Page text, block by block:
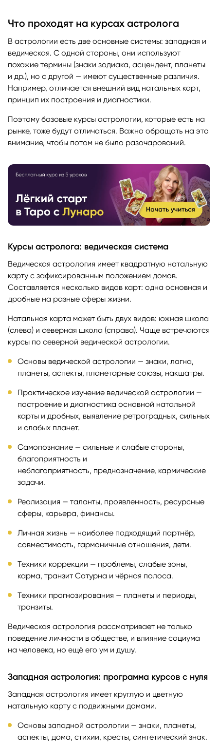
Что проходят на курсах астролога
В астрологии есть две основные системы: западная и
ведическая. С одной стороны, они используют
похожие термины (знаки зодиака, асцендент, планеты
и др.), но с другой — имеют существенные различия.
Например, отличается внешний вид натальных карт,
принцип их построения и диагностики.
Поэтому базовые курсы астрологии, которые есть на
рынке, тоже будут отличаться. Важно обращать на это
внимание, чтобы потом не было разочарований.
Курсы астролога: ведическая система
Ведическая астрология имеет квадратную натальную
карту с зафиксированным положением домов.
Составляется несколько видов карт: одна основная и
дробные на разные сферы жизни.
Натальная карта может быть двух видов: южная школа
(слева) и северная школа (справа). Чаще встречаются
курсы по северной ведической астрологии.
Основы ведической астрологии — знаки, лагна,
планеты, аспекты, планетарные союзы, накшатры.
Практическое изучение ведической астрологии —
построение и диагностика основной натальной
карты и дробных, выявление ретроградных, сильных
и слабых планет.
Самопознание — сильные и слабые стороны,
благоприятность и
неблагоприятность, предназначение, кармические
задачи.
Реализация — таланты, проявленность, ресурсные
сферы, карьера, финансы.
Личная жизнь — наиболее подходящий партнёр,
совместимость, гармоничные отношения, дети.
Техники коррекции — проблемы, слабые зоны,
карма, транзит Сатурна и чёрная полоса.
Техники прогнозирования — планеты и периоды,
транзиты.
Ведическая астрология рассматривает не только
поведение личности в обществе, и влияние социума
на человека, но ещё его ум и душу.
Западная астрология: программа курсов с нуля
Западная астрология имеет круглую и цветную
натальную карту с подвижными домами.
Основы западной астрологии — знаки, планеты,
аспекты, дома, стихии, кресты, синтетический знак.